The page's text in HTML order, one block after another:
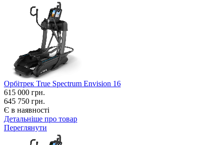
Орбітрек True Spectrum Envision 16
615 000 грн.
645 750 грн.
Є в наявності
Детальніше про товар
Переглянути